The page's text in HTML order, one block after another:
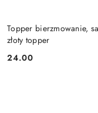
Topper bierzmowanie,
złoty topper
Cena:
24.00